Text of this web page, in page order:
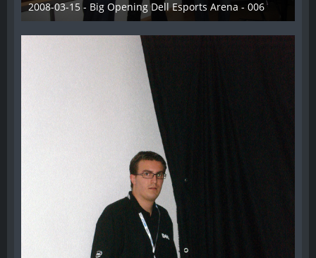
2008-03-15 - Big Opening Dell Esports Arena - 006
28. Dezember 2012